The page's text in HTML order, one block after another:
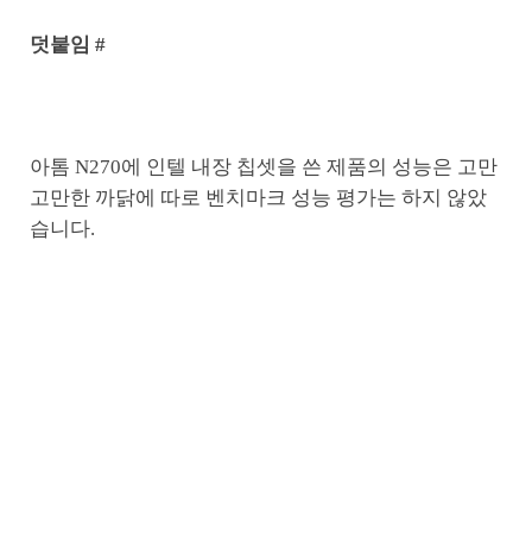
덧붙임 #
아톰 N270에 인텔 내장 칩셋을 쓴 제품의 성능은 고만
고만한 까닭에 따로 벤치마크 성능 평가는 하지 않았
습니다.